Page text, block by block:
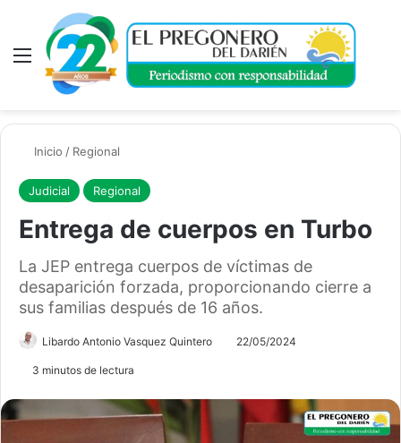
Menú
Inicio / Regional
Judicial Regional
Entrega de cuerpos en Turbo
La JEP entrega cuerpos de víctimas de
desaparición forzada, proporcionando cierre a
sus familias después de 16 años.
Libardo Antonio Vasquez Quintero 22/05/2024
3 minutos de lectura